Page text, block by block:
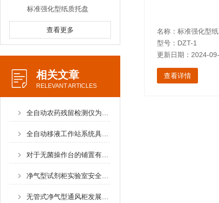
标准强化型纸质托盘
查看更多
相关文章
RELEVANT ARTICLES
名称：标准强化型
型号：DZT-1
更新日期：2024-
查看详情